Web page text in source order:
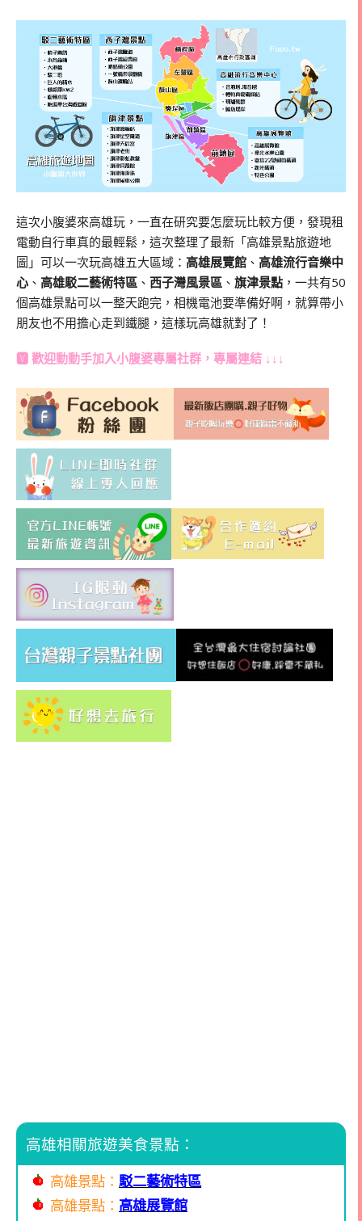
這次小腹婆來高雄玩，一直在研究要怎麼玩比較方便，發現租
電動自行車真的最輕鬆，這次整理了最新「高雄景點旅遊地
圖」可以一次玩高雄五大區域： 高雄展覽館 、 高雄流行音樂中
心 、 高雄駁二藝術特區 、 西子灣風景區 、 旗津景點 ，一共有50
個高雄景點可以一整天跑完，相機電池要準備好啊，就算帶小
朋友也不用擔心走到鐵腿，這樣玩高雄就對了！
🆅 歡迎動動手加入小腹婆專屬社群 ，專屬連結 ↓↓↓
高雄相關旅遊美食景點：
高雄景點： 駁二藝術特區
高雄景點： 高雄展覽館